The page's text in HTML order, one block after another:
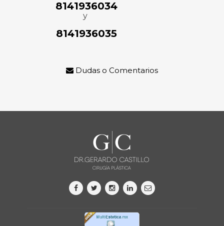
8141936034
y
8141936035
Dudas o Comentarios